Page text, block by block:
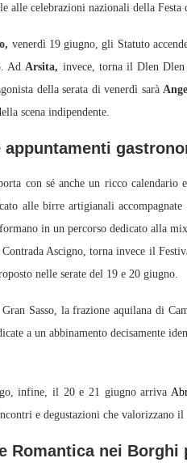
alle celebrazioni nazionali della Festa
venerdì 19 giugno, gli Statuto
Ad Arsita, invece, torna il Dlen
della serata di venerdì sarà
scena indipendente.
appuntamenti
con sé anche un ricco calendario
alle birre artigianali
in un percorso dedicato alla
Ascigno, torna invece il
nelle serate del 19 e 20 giugno.
Sasso, la frazione aquilana di
a un abbinamento decisamente
infine, il 20 e 21 giugno arriva
e degustazioni che valorizzano
Romantica nei Borghi